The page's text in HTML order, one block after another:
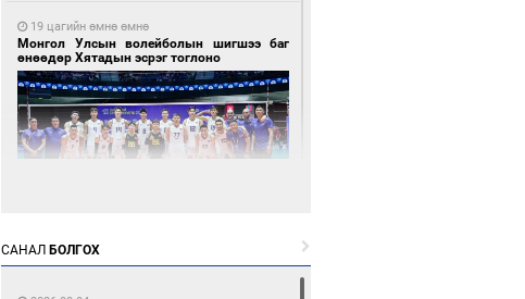
19 цагийн өмнө өмнө
Монгол Улсын волейболын шигшээ баг
өнөөдөр Хятадын эсрэг тоглоно
19 цагийн өмнө өмнө
САНАЛ БОЛГОХ